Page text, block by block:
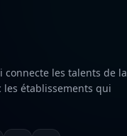
connecte les talents de la
les établissements qui